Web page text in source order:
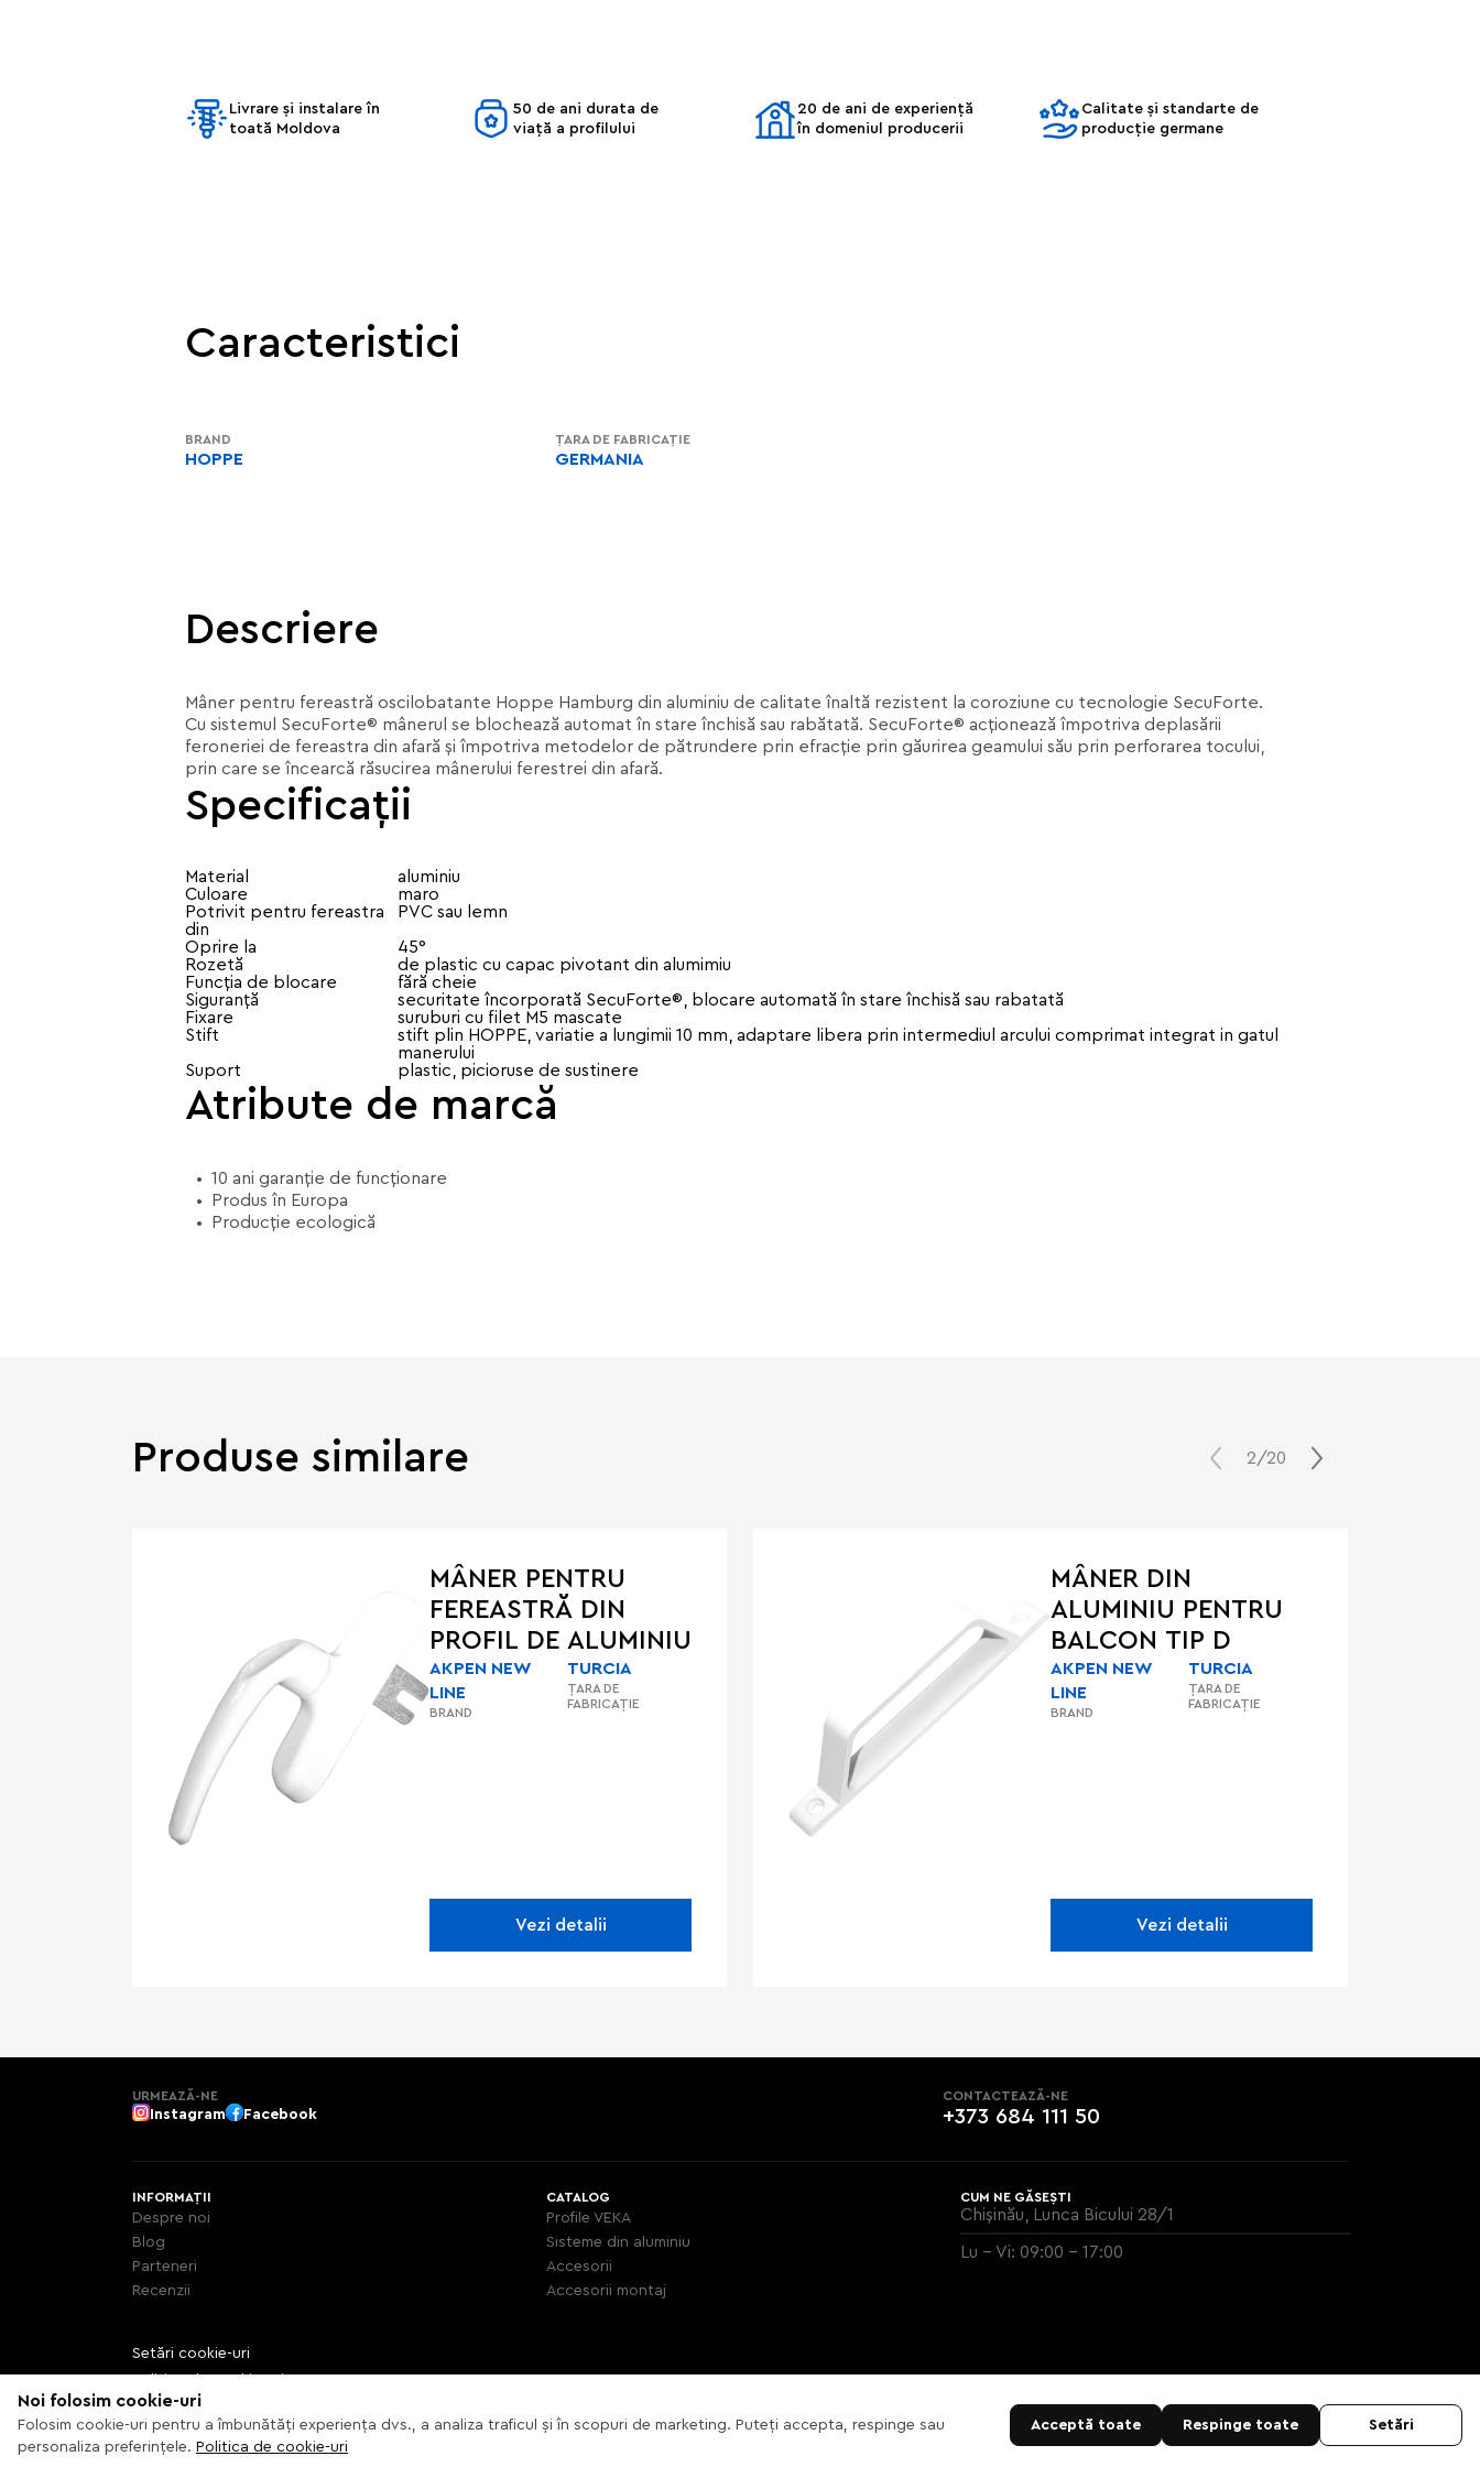
Livrare și instalare în
toată Moldova
50 de ani durata de
viață a profilului
20 de ani de experiență
în domeniul producerii
Calitate și standarte de
producție germane
Caracteristici
BRAND
HOPPE
ȚARA DE FABRICAȚIE
GERMANIA
Descriere
Mâner pentru fereastră oscilobatante Hoppe Hamburg din aluminiu de calitate înaltă rezistent la coroziune cu tecnologie SecuForte.
Cu sistemul SecuForte® mânerul se blochează automat în stare închisă sau rabătată. SecuForte® acționează împotriva deplasării
feroneriei de fereastra din afară și împotriva metodelor de pătrundere prin efracție prin găurirea geamului său prin perforarea tocului,
prin care se încearcă răsucirea mânerului ferestrei din afară.
Specificații
Material
aluminiu
Culoare
maro
Potrivit pentru fereastra
din
PVC sau lemn
Oprire la
45°
Rozetă
de plastic cu capac pivotant din alumimiu
Funcția de blocare
fără cheie
Siguranță
securitate încorporată SecuForte®, blocare automată în stare închisă sau rabatată
Fixare
suruburi cu filet M5 mascate
Stift
stift plin HOPPE, variatie a lungimii 10 mm, adaptare libera prin intermediul arcului comprimat integrat in gatul
manerului
Suport
plastic, picioruse de sustinere
Atribute de marcă
10 ani garanție de funcționare
Produs în Europa
Producție ecologică
Produse similare 2/20
MÂNER PENTRU
FEREASTRĂ DIN
PROFIL DE ALUMINIU
AKPEN NEW
LINE
BRAND
TURCIA
ȚARA DE
FABRICAȚIE
Vezi detalii
MÂNER DIN
ALUMINIU PENTRU
BALCON TIP D
AKPEN NEW
LINE
BRAND
TURCIA
ȚARA DE
FABRICAȚIE
Vezi detalii
URMEAZĂ-NE
Instagram Facebook
CONTACTEAZĂ-NE
+373 684 111 50
INFORMAȚII
Despre noi
Blog
Parteneri
Recenzii
CATALOG
Profile VEKA
Sisteme din aluminiu
Accesorii
Аccesorii montaj
CUM NE GĂSEȘTI
Chișinău, Lunca Bicului 28/1
Lu - Vi: 09:00 - 17:00
Setări cookie-uri
© 2013 – 2026 Ecaterix SRL
Noi folosim cookie-uri
Folosim cookie-uri pentru a îmbunătăți experiența dvs., a analiza traficul și în scopuri de marketing. Puteți accepta, respinge sau
personaliza preferințele. Politica de cookie-uri
Acceptă toate Respinge toate Setări